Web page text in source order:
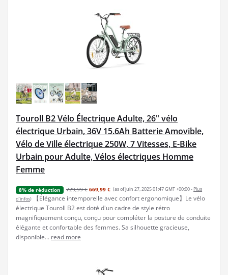
Touroll B2 Vélo Électrique Adulte, 26" vélo
électrique Urbain, 36V 15.6Ah Batterie Amovible,
Vélo de Ville électrique 250W, 7 Vitesses, E-Bike
Urbain pour Adulte, Vélos électriques Homme
Femme
8% de réduction 729,99 € 669,99 € (as of juin 27, 2025 01:47 GMT +00:00 - Plus
d’infos)
【Élégance intemporelle avec confort ergonomique】Le vélo
électrique Touroll B2 est doté d'un cadre de style rétro
magnifiquement conçu, conçu pour compléter la posture de conduite
élégante et confortable des femmes. Sa silhouette gracieuse,
disponible... read more